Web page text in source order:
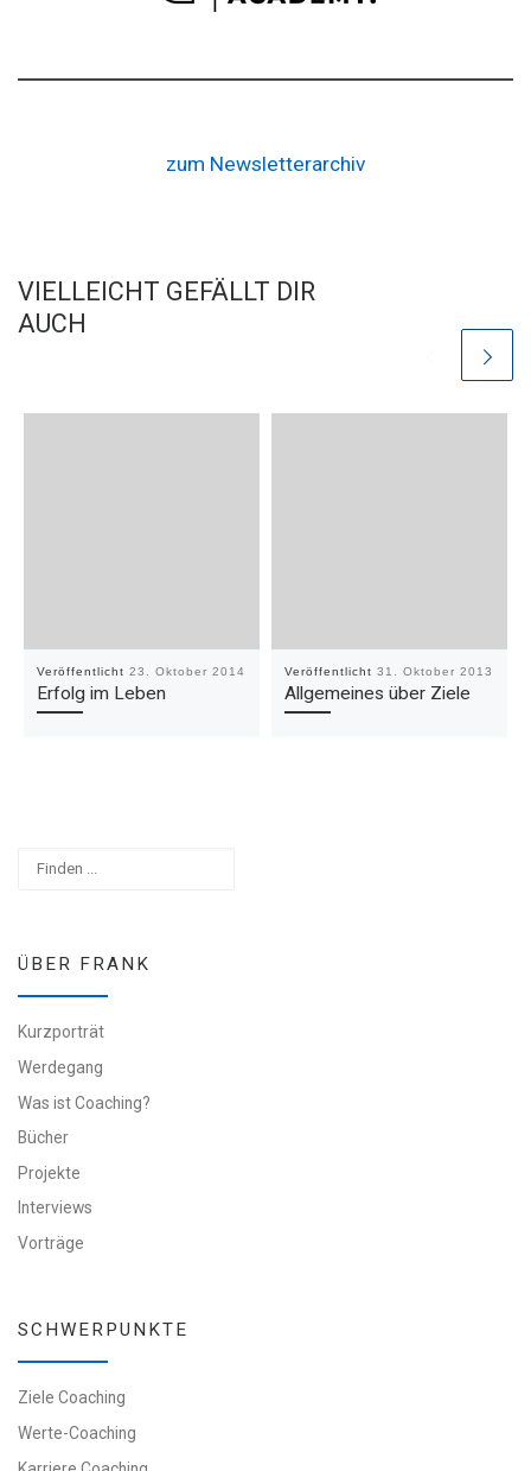
zum Newsletterarchiv
VIELLEICHT GEFÄLLT DIR
AUCH
Veröffentlicht23. Oktober 2014
Erfolg im Leben
Veröffentlicht31. Oktober 2013
Allgemeines über Ziele
ÜBER FRANK
Kurzporträt
Werdegang
Was ist Coaching?
Bücher
Projekte
Interviews
Vorträge
SCHWERPUNKTE
Ziele Coaching
Werte-Coaching